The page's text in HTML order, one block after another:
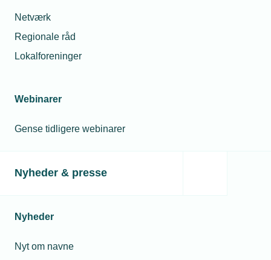
Netværk
Regionale råd
Lokalforeninger
Webinarer
Gense tidligere webinarer
Nyheder & presse
Nyheder
Nyt om navne